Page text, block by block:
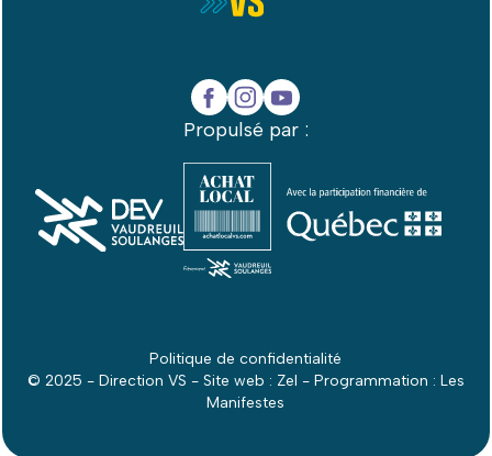
Propulsé par :
Politique de confidentialité
© 2025 - Direction VS - Site web : Zel - Programmation : Les
Manifestes